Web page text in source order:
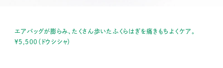
エアバッグが膨らみ、たくさん歩いたふくらはぎを痛きもちよくケア。
¥5,500（ドウシシャ）